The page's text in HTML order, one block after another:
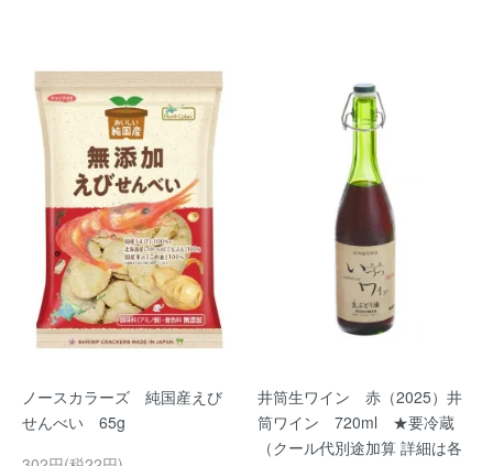
ノースカラーズ 純国産えび
せんべい 65g
井筒生ワイン 赤（2025）井
筒ワイン 720ml ★要冷蔵
（クール代別途加算 詳細は各